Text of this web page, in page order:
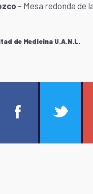
– Mesa redonda
de Medicina U.A.N.L.